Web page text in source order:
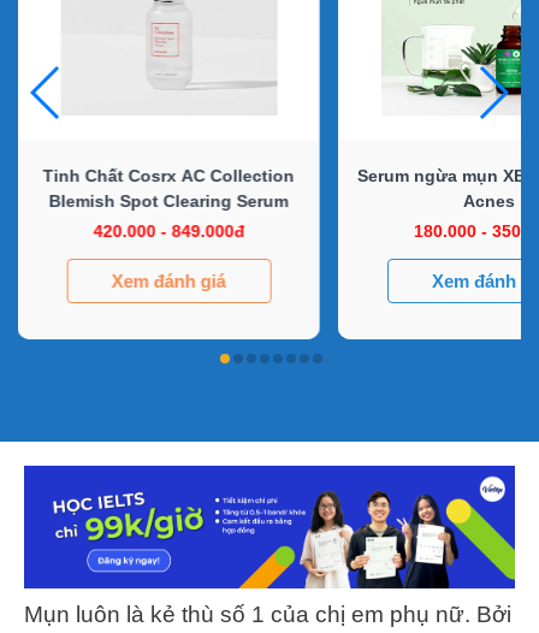
Tinh Chất Cosrx AC Collection
Blemish Spot Clearing Serum
420.000 - 849.000đ
Xem đánh giá
Serum ngừa mụn
Acnes
180.000 -
Xem đánh
Mụn luôn là kẻ thù số 1 của chị em phụ nữ. Bởi